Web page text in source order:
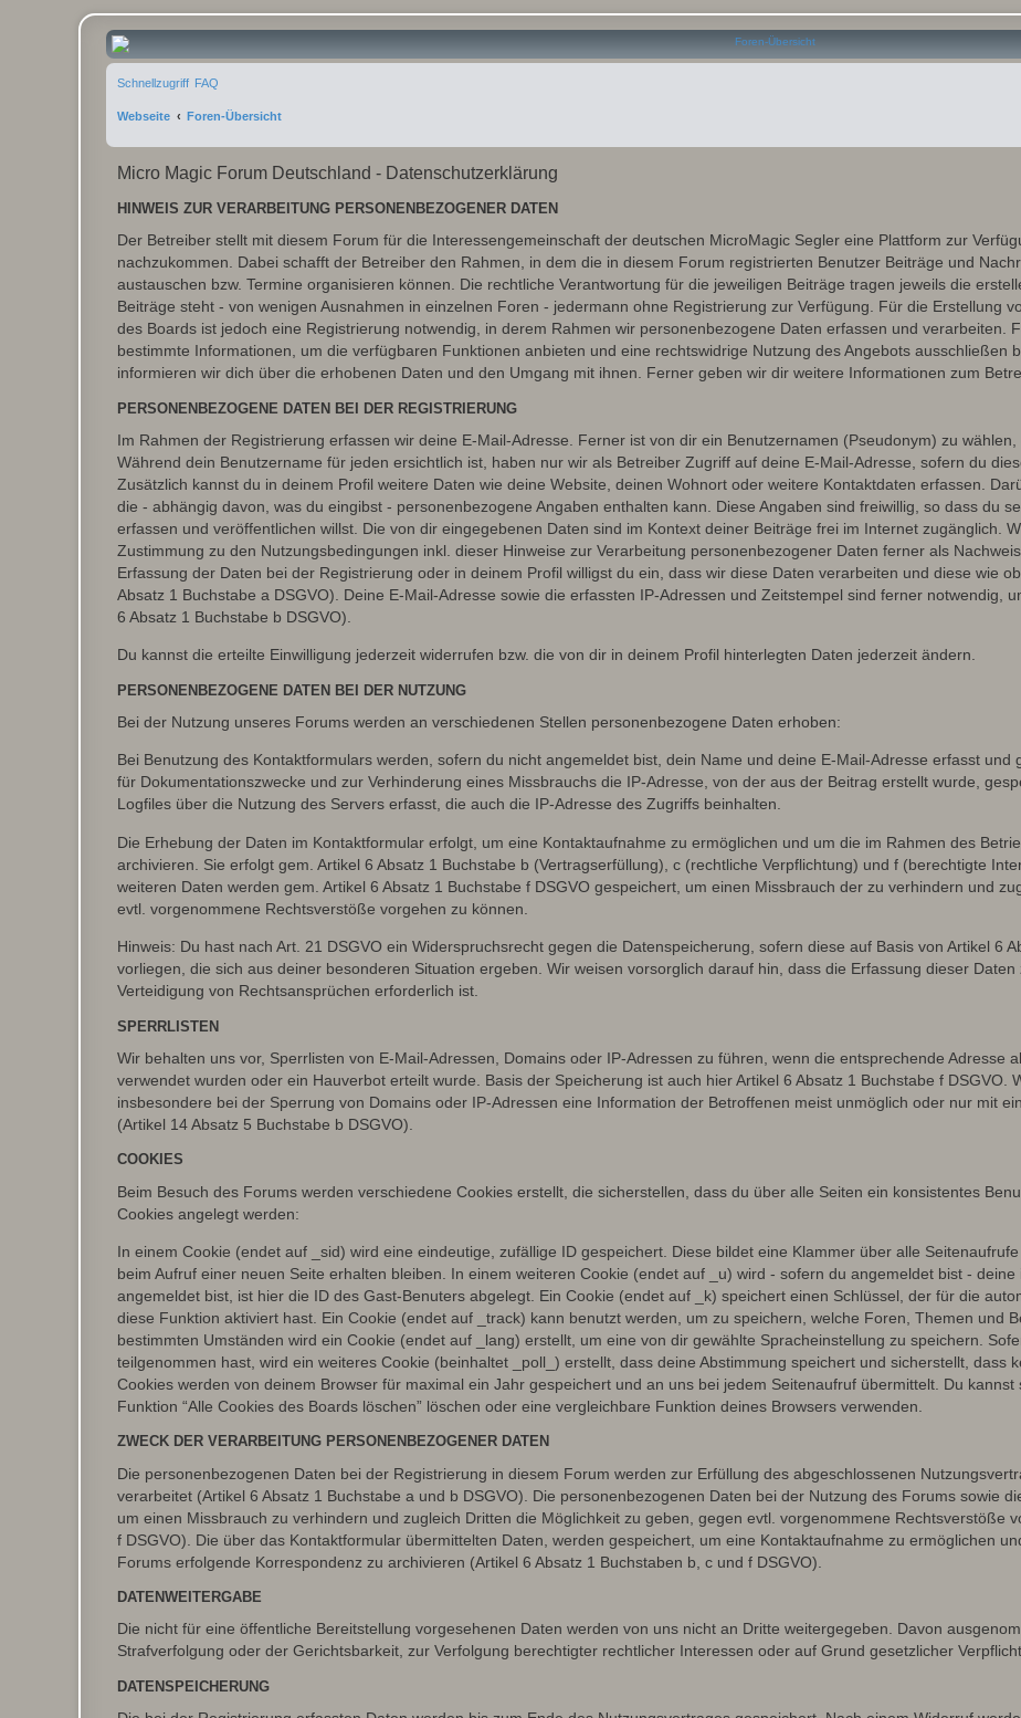
Micro Magic Forum Deutschland
Schnellzugriff FAQ
Webseite Foren-Übersicht
Micro Magic Forum Deutschland - Datenschutzerklärung
HINWEIS ZUR VERARBEITUNG PERSONENBEZOGENER DATEN
Der Betreiber stellt mit diesem Forum für die Interessengemeinschaft der deutschen MicroMagic Segler eine Plattform zur
nachzukommen. Dabei schafft der Betreiber den Rahmen, in dem die in diesem Forum registrierten Benutzer Beiträge und
austauschen bzw. Termine organisieren können. Die rechtliche Verantwortung für die jeweiligen Beiträge tragen jeweils die
Beiträge steht - von wenigen Ausnahmen in einzelnen Foren - jedermann ohne Registrierung zur Verfügung. Für die Erstellung
des Boards ist jedoch eine Registrierung notwendig, in derem Rahmen wir personenbezogene Daten erfassen und verarbeiten.
bestimmte Informationen, um die verfügbaren Funktionen anbieten und eine rechtswidrige Nutzung des Angebots ausschließen
informieren wir dich über die erhobenen Daten und den Umgang mit ihnen. Ferner geben wir dir weitere Informationen zum
PERSONENBEZOGENE DATEN BEI DER REGISTRIERUNG
Im Rahmen der Registrierung erfassen wir deine E-Mail-Adresse. Ferner ist von dir ein Benutzernamen (Pseudonym) zu
Während dein Benutzername für jeden ersichtlich ist, haben nur wir als Betreiber Zugriff auf deine E-Mail-Adresse, sofern du
Zusätzlich kannst du in deinem Profil weitere Daten wie deine Website, deinen Wohnort oder weitere Kontaktdaten erfassen.
die - abhängig davon, was du eingibst - personenbezogene Angaben enthalten kann. Diese Angaben sind freiwillig, so dass du
erfassen und veröffentlichen willst. Die von dir eingegebenen Daten sind im Kontext deiner Beiträge frei im Internet zugänglich.
Zustimmung zu den Nutzungsbedingungen inkl. dieser Hinweise zur Verarbeitung personenbezogener Daten ferner als
Erfassung der Daten bei der Registrierung oder in deinem Profil willigst du ein, dass wir diese Daten verarbeiten und diese wie
Absatz 1 Buchstabe a DSGVO). Deine E-Mail-Adresse sowie die erfassten IP-Adressen und Zeitstempel sind ferner notwendig,
6 Absatz 1 Buchstabe b DSGVO).
Du kannst die erteilte Einwilligung jederzeit widerrufen bzw. die von dir in deinem Profil hinterlegten Daten jederzeit ändern.
PERSONENBEZOGENE DATEN BEI DER NUTZUNG
Bei der Nutzung unseres Forums werden an verschiedenen Stellen personenbezogene Daten erhoben:
Bei Benutzung des Kontaktformulars werden, sofern du nicht angemeldet bist, dein Name und deine E-Mail-Adresse erfasst
für Dokumentationszwecke und zur Verhinderung eines Missbrauchs die IP-Adresse, von der aus der Beitrag erstellt wurde,
Logfiles über die Nutzung des Servers erfasst, die auch die IP-Adresse des Zugriffs beinhalten.
Die Erhebung der Daten im Kontaktformular erfolgt, um eine Kontaktaufnahme zu ermöglichen und um die im Rahmen des
archivieren. Sie erfolgt gem. Artikel 6 Absatz 1 Buchstabe b (Vertragserfüllung), c (rechtliche Verpflichtung) und f (berechtigte
weiteren Daten werden gem. Artikel 6 Absatz 1 Buchstabe f DSGVO gespeichert, um einen Missbrauch der zu verhindern und
evtl. vorgenommene Rechtsverstöße vorgehen zu können.
Hinweis: Du hast nach Art. 21 DSGVO ein Widerspruchsrecht gegen die Datenspeicherung, sofern diese auf Basis von Artikel 6
vorliegen, die sich aus deiner besonderen Situation ergeben. Wir weisen vorsorglich darauf hin, dass die Erfassung dieser
Verteidigung von Rechtsansprüchen erforderlich ist.
SPERRLISTEN
Wir behalten uns vor, Sperrlisten von E-Mail-Adressen, Domains oder IP-Adressen zu führen, wenn die entsprechende Adresse
verwendet wurden oder ein Hauverbot erteilt wurde. Basis der Speicherung ist auch hier Artikel 6 Absatz 1 Buchstabe f DSGVO.
insbesondere bei der Sperrung von Domains oder IP-Adressen eine Information der Betroffenen meist unmöglich oder nur mit
(Artikel 14 Absatz 5 Buchstabe b DSGVO).
COOKIES
Beim Besuch des Forums werden verschiedene Cookies erstellt, die sicherstellen, dass du über alle Seiten ein konsistentes
Cookies angelegt werden:
In einem Cookie (endet auf _sid) wird eine eindeutige, zufällige ID gespeichert. Diese bildet eine Klammer über alle
beim Aufruf einer neuen Seite erhalten bleiben. In einem weiteren Cookie (endet auf _u) wird - sofern du angemeldet bist -
angemeldet bist, ist hier die ID des Gast-Benuters abgelegt. Ein Cookie (endet auf _k) speichert einen Schlüssel, der für die
diese Funktion aktiviert hast. Ein Cookie (endet auf _track) kann benutzt werden, um zu speichern, welche Foren, Themen und
bestimmten Umständen wird ein Cookie (endet auf _lang) erstellt, um eine von dir gewählte Spracheinstellung zu speichern.
teilgenommen hast, wird ein weiteres Cookie (beinhaltet _poll_) erstellt, dass deine Abstimmung speichert und sicherstellt, dass
Cookies werden von deinem Browser für maximal ein Jahr gespeichert und an uns bei jedem Seitenaufruf übermittelt. Du
Funktion “Alle Cookies des Boards löschen” löschen oder eine vergleichbare Funktion deines Browsers verwenden.
ZWECK DER VERARBEITUNG PERSONENBEZOGENER DATEN
Die personenbezogenen Daten bei der Registrierung in diesem Forum werden zur Erfüllung des abgeschlossenen
verarbeitet (Artikel 6 Absatz 1 Buchstabe a und b DSGVO). Die personenbezogenen Daten bei der Nutzung des Forums sowie
um einen Missbrauch zu verhindern und zugleich Dritten die Möglichkeit zu geben, gegen evtl. vorgenommene Rechtsverstöße
f DSGVO). Die über das Kontaktformular übermittelten Daten, werden gespeichert, um eine Kontaktaufnahme zu ermöglichen
Forums erfolgende Korrespondenz zu archivieren (Artikel 6 Absatz 1 Buchstaben b, c und f DSGVO).
DATENWEITERGABE
Die nicht für eine öffentliche Bereitstellung vorgesehenen Daten werden von uns nicht an Dritte weitergegeben. Davon
Strafverfolgung oder der Gerichtsbarkeit, zur Verfolgung berechtigter rechtlicher Interessen oder auf Grund gesetzlicher
DATENSPEICHERUNG